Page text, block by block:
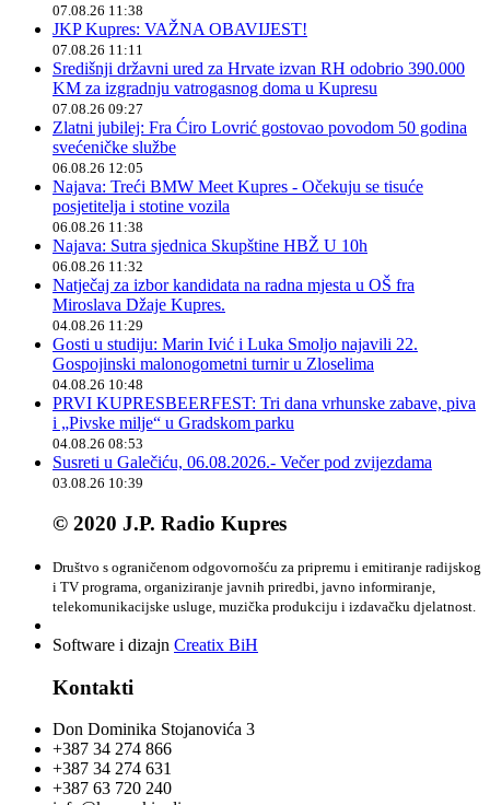
07.08.26 11:38
JKP Kupres: VAŽNA OBAVIJEST!
07.08.26 11:11
Središnji državni ured za Hrvate izvan RH odobrio 390.000
KM za izgradnju vatrogasnog doma u Kupresu
07.08.26 09:27
Zlatni jubilej: Fra Ćiro Lovrić gostovao povodom 50 godina
svećeničke službe
06.08.26 12:05
Najava: Treći BMW Meet Kupres - Očekuju se tisuće
posjetitelja i stotine vozila
06.08.26 11:38
Najava: Sutra sjednica Skupštine HBŽ U 10h
06.08.26 11:32
Natječaj za izbor kandidata na radna mjesta u OŠ fra
Miroslava Džaje Kupres.
04.08.26 11:29
Gosti u studiju: Marin Ivić i Luka Smoljo najavili 22.
Gospojinski malonogometni turnir u Zloselima
04.08.26 10:48
PRVI KUPRESBEERFEST: Tri dana vrhunske zabave, piva
i „Pivske milje“ u Gradskom parku
04.08.26 08:53
Susreti u Galečiću, 06.08.2026.- Večer pod zvijezdama
03.08.26 10:39
© 2020 J.P. Radio Kupres
Društvo s ograničenom odgovornošću za pripremu i emitiranje radijskog
i TV programa, organiziranje javnih priredbi, javno informiranje,
telekomunikacijske usluge, muzička produkciju i izdavačku djelatnost.
Software i dizajn Creatix BiH
Kontakti
Don Dominika Stojanovića 3
+387 34 274 866
+387 34 274 631
+387 63 720 240